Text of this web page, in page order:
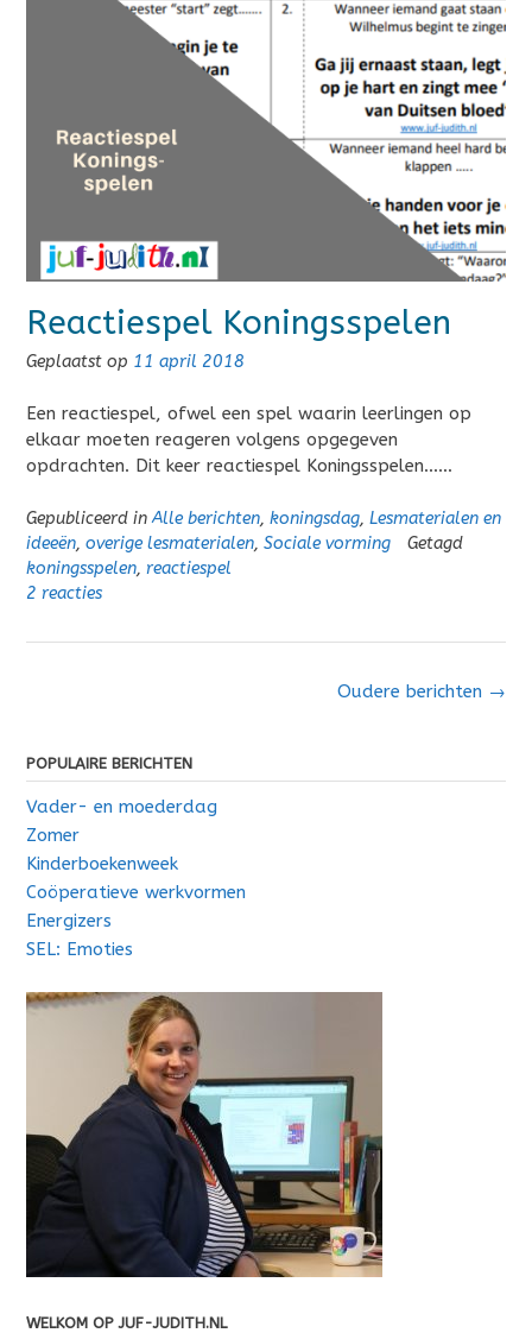
Reactiespel Koningsspelen
Geplaatst op 11 april 2018
Een reactiespel, ofwel een spel waarin leerlingen op
elkaar moeten reageren volgens opgegeven
opdrachten. Dit keer reactiespel Koningsspelen……
Gepubliceerd inAlle berichten, koningsdag, Lesmaterialen en
ideeën, overige lesmaterialen, Sociale vorming
Getagd
koningsspelen, reactiespel
2 reacties
Oudere berichten →
POPULAIRE BERICHTEN
Vader- en moederdag
Zomer
Kinderboekenweek
Coöperatieve werkvormen
Energizers
SEL: Emoties
WELKOM OP JUF-JUDITH.NL